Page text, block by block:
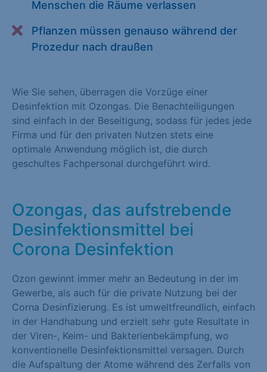
Menschen die Räume verlassen
Pflanzen müssen genauso während der
Prozedur nach draußen
Wie Sie sehen, überragen die Vorzüge einer
Desinfektion mit Ozongas. Die Benachteiligungen
sind einfach in der Beseitigung, sodass für jedes jede
Firma und für den privaten Nutzen stets eine
optimale Anwendung möglich ist, die durch
geschultes Fachpersonal durchgeführt wird.
Ozongas, das aufstrebende
Desinfektionsmittel bei
Corona Desinfektion
Ozon gewinnt immer mehr an Bedeutung in der im
Gewerbe, als auch für die private Nutzung bei der
Corna Desinfizierung. Es ist umweltfreundlich, einfach
in der Handhabung und erzielt sehr gute Resultate in
der Viren-, Keim- und Bakterienbekämpfung, wo
konventionelle Desinfektionsmittel versagen. Durch
die Aufspaltung der Atome während des Zerfalls von
Alle akzeptieren Speichern
Essenzielle Cookies ermöglichen grundlegende Funktionen und
sind für die einwandfreie Funktion der Website erforderlich.
Cookie-Informationen anzeigen
Statistiken (1)
unsere Website nutzen. Statistik Cookies erfassen Informationen
anonym. Diese Informationen helfen uns zu verstehen, wie
unsere Besucher unsere Website nutzen.
Cookie-Informationen anzeigen
Marketing (1)
Marketing-Cookies werden von Drittanbietern oder Publishern
verwendet, um personalisierte Werbung anzuzeigen. Sie tun
dies, indem sie Besucher über Websites hinweg verfolgen.
Cookie-Informationen anzeigen